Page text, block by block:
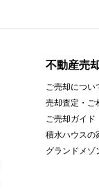
不動産売
ご売却につい
売却査定・ご
ご売却ガイド
積水ハウスの
グランドメゾ